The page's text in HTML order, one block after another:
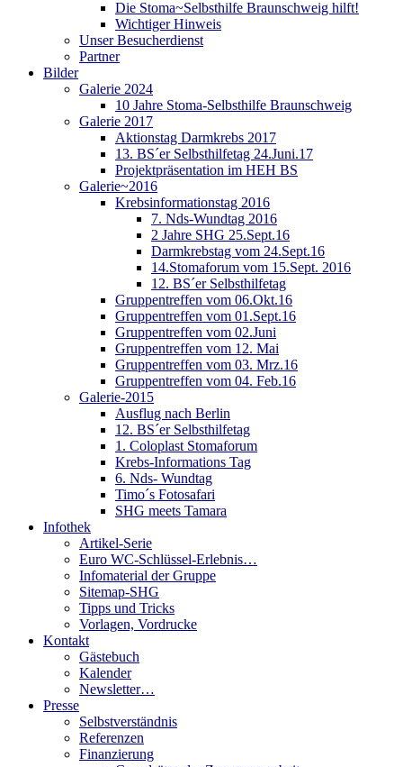
Die Stoma~Selbsthilfe Braunschweig hilft!
Wichtiger Hinweis
Unser Besucherdienst
Partner
Bilder
Galerie 2024
10 Jahre Stoma-Selbsthilfe Braunschweig
Galerie 2017
Aktionstag Darmkrebs 2017
13. BS´er Selbsthilfetag 24.Juni.17
Projektpräsentation im HEH BS
Galerie~2016
Krebsinformationstag 2016
7. Nds-Wundtag 2016
2 Jahre SHG 25.Sept.16
Darmkrebstag vom 24.Sept.16
14.Stomaforum vom 15.Sept. 2016
12. BS´er Selbsthilfetag
Gruppentreffen vom 06.Okt.16
Gruppentreffen vom 01.Sept.16
Gruppentreffen vom 02.Juni
Gruppentreffen vom 12. Mai
Gruppentreffen vom 03. Mrz.16
Gruppentreffen vom 04. Feb.16
Galerie-2015
Ausflug nach Berlin
12. BS´er Selbsthilfetag
1. Coloplast Stomaforum
Krebs-Informations Tag
6. Nds- Wundtag
Timo´s Fotosafari
SHG meets Tamara
Infothek
Artikel-Serie
Euro WC-Schlüssel-Erlebnis…
Infomaterial der Gruppe
Sitemap-SHG
Tipps und Tricks
Vorlagen, Vordrucke
Kontakt
Gästebuch
Kalender
Newsletter…
Presse
Selbstverständnis
Referenzen
Finanzierung